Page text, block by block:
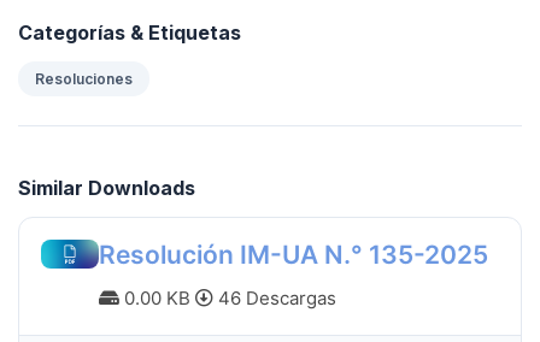
Categorías & Etiquetas
Resoluciones
Similar Downloads
Resolución IM-UA N.° 135-2025
0.00 KB 46 Descargas